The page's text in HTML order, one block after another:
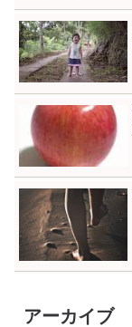
アーカイブ